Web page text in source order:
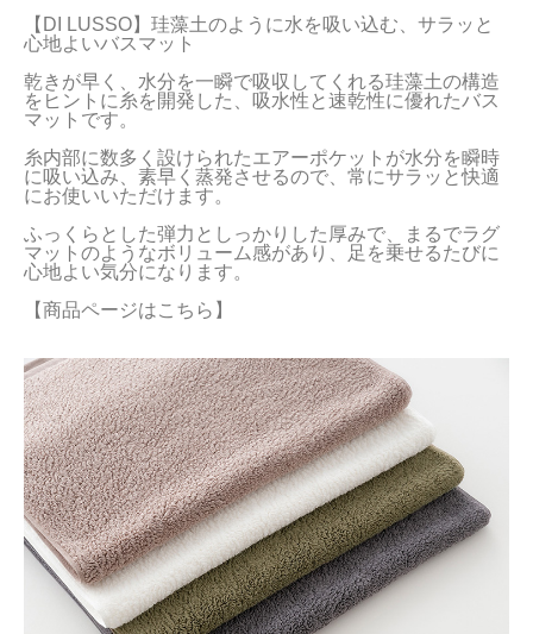
【DI LUSSO】珪藻土のように水を吸い込む、サラッと
心地よいバスマット
乾きが早く、水分を一瞬で吸収してくれる珪藻土の構造
をヒントに糸を開発した、吸水性と速乾性に優れたバス
マットです。
糸内部に数多く設けられたエアーポケットが水分を瞬時
に吸い込み、素早く蒸発させるので、常にサラッと快適
にお使いいただけます。
ふっくらとした弾力としっかりした厚みで、まるでラグ
マットのようなボリューム感があり、足を乗せるたびに
心地よい気分になります。
【商品ページはこちら】